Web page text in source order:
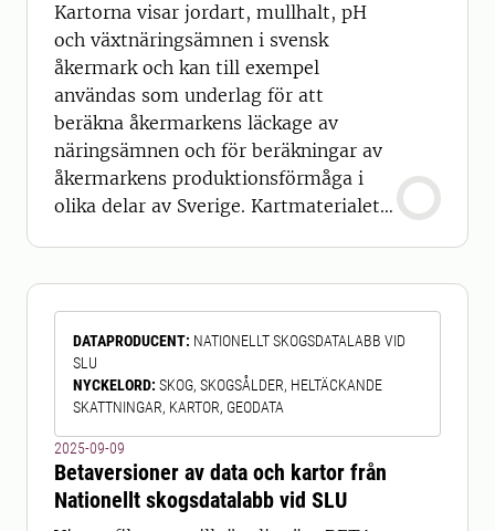
Kartorna visar jordart, mullhalt, pH
och växtnäringsämnen i svensk
åkermark och kan till exempel
användas som underlag för att
beräkna åkermarkens läckage av
näringsämnen och för beräkningar av
åkermarkens produktionsförmåga i
olika delar av Sverige. Kartmaterialet
jordbrukets kväve och fosforläckage
kan genomförs. Kartprodukten består
av 13 olika raster (geotif) som i 10x10
km-rutor visar lerhalt, sandhalt,
silthalt, mul
DATAPRODUCENT: NATIONELLT SKOGSDATALABB VID
SLU
NYCKELORD: SKOG, SKOGSÅLDER, HELTÄCKANDE
SKATTNINGAR, KARTOR, GEODATA
2025-09-09
Betaversioner av data och kartor från
Nationellt skogsdatalabb vid SLU